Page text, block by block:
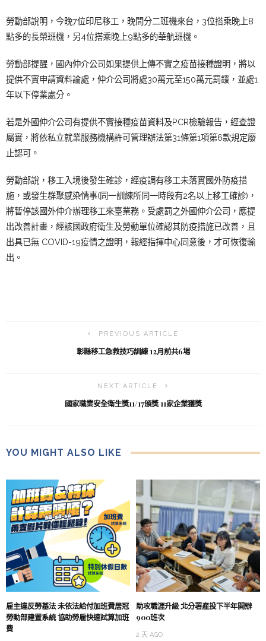
勞動部說明，今晚7位印尼移工，晚間分二班機來台，3位搭乘晚上8
點多的長榮班機，另4位搭乘晚上9點多的華航班機。
勞動部提醒，國內仲介公司如果提供上傳不實之疫苗接種證明，將以
提供不實申請資料論處，仲介公司將處30萬元至150萬元罰鍰，並處1
年以下停業處分。
若是外國仲介公司有提供不實接種疫苗資料及PCR檢驗報告，經查證
屬實，將依私立就業服務機構許可管理辦法第31條第1項第6款規定廢
止認可。
勞動部說，移工入境後發生確診，經疫調有移工未落實國外防疫措
施，或發生群聚感染情事(同一訓練所同一時段有2名以上移工確診)，
將暫停該國外仲介辦理移工來臺業務。受處罰之外國仲介公司，應提
出改善計畫，經該國政府衛生及勞動單位確認其防疫措施已改善，且
出具已無 COVID-19疫情之證明，報經指揮中心同意後，才可恢復輸
出。
PREVIOUS ARTICLE
彰縣移工急救技巧訓練 12月前共6場
NEXT ARTICLE
國家職業安全衛生獎11/17頒獎 11家企業獲獎
YOU MIGHT ALSO LIKE
雇主違反勞基法 未依法給付加班費居冠
勞動部建置系統 協助勞雇快速試算加班
費
助攻職涯升級 北分署產投下半年開辦
900班次
2 天 AGO